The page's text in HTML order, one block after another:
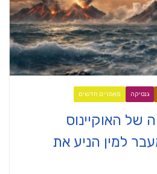
גנטיקה מאמרים חדשים
האוקיינוס
למין הניע את